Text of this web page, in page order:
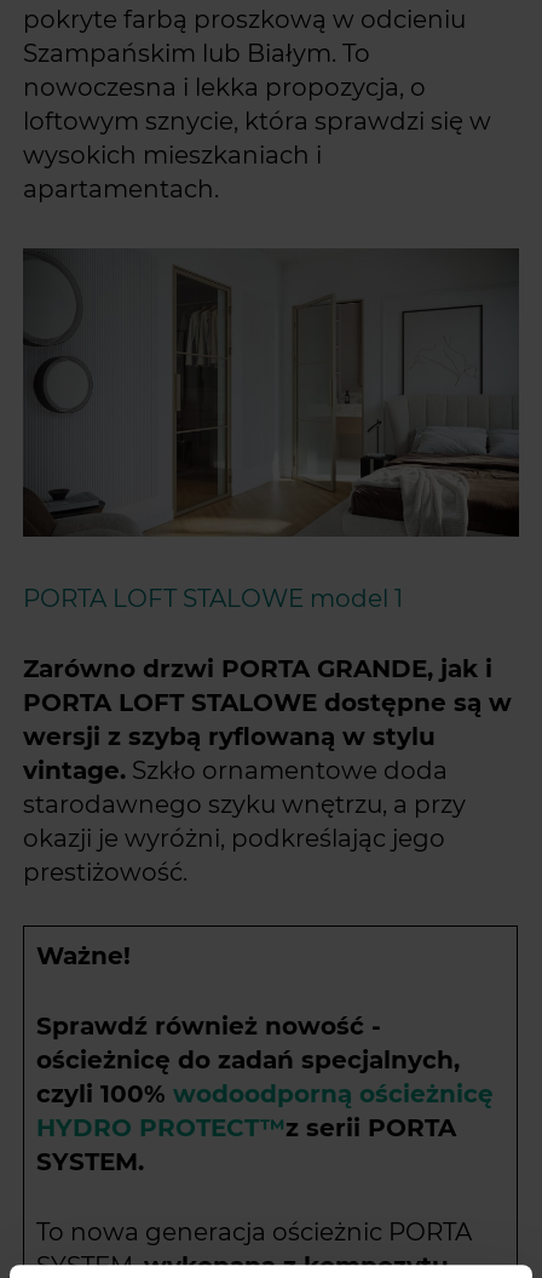
pokryte farbą proszkową w odcieniu
Szampańskim lub Białym. To
nowoczesna i lekka propozycja, o
loftowym sznycie, która sprawdzi się w
wysokich mieszkaniach i
apartamentach.
PORTA LOFT STALOWE model 1
Zarówno drzwi PORTA GRANDE, jak i
PORTA LOFT STALOWE dostępne są w
wersji z szybą ryflowaną w stylu
vintage. Szkło ornamentowe doda
starodawnego szyku wnętrzu, a przy
okazji je wyróżni, podkreślając jego
prestiżowość.
Ważne!
Sprawdź również nowość -
ościeżnicę do zadań specjalnych,
czyli 100%wodoodporną ościeżnicę
HYDRO PROTECT™z serii PORTA
SYSTEM.
To nowa generacja ościeżnic PORTA
SYSTEM,wykonana z kompozytu